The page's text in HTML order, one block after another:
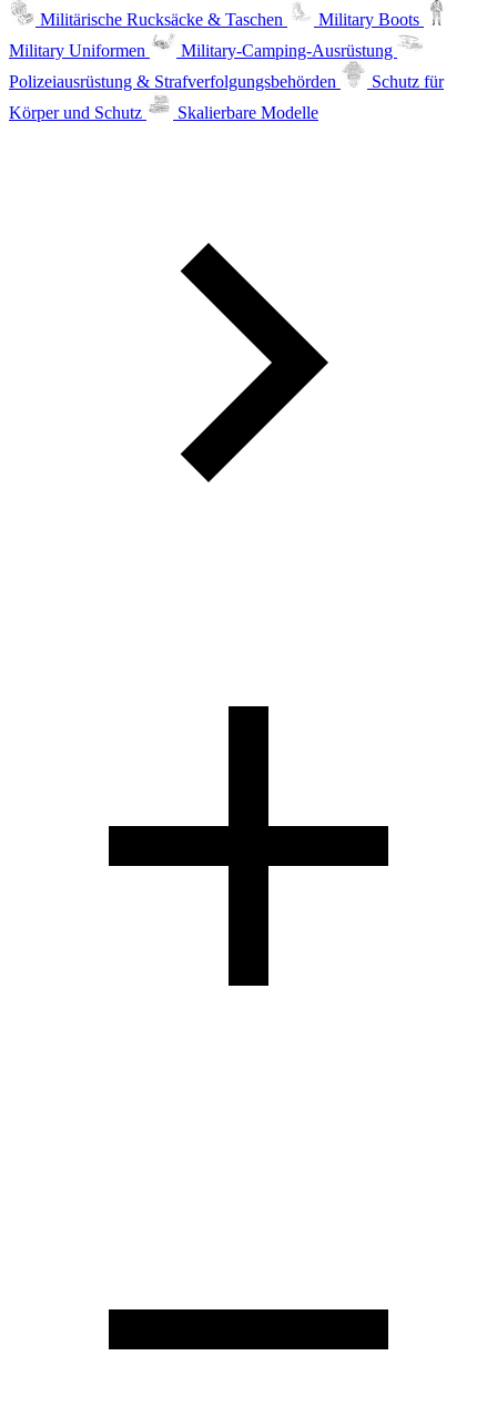
Militärische Rucksäcke & Taschen
Military Boots
Military Uniformen
Military-Camping-Ausrüstung
Polizeiausrüstung & Strafverfolgungsbehörden
Schutz für
Körper und Schutz
Skalierbare Modelle